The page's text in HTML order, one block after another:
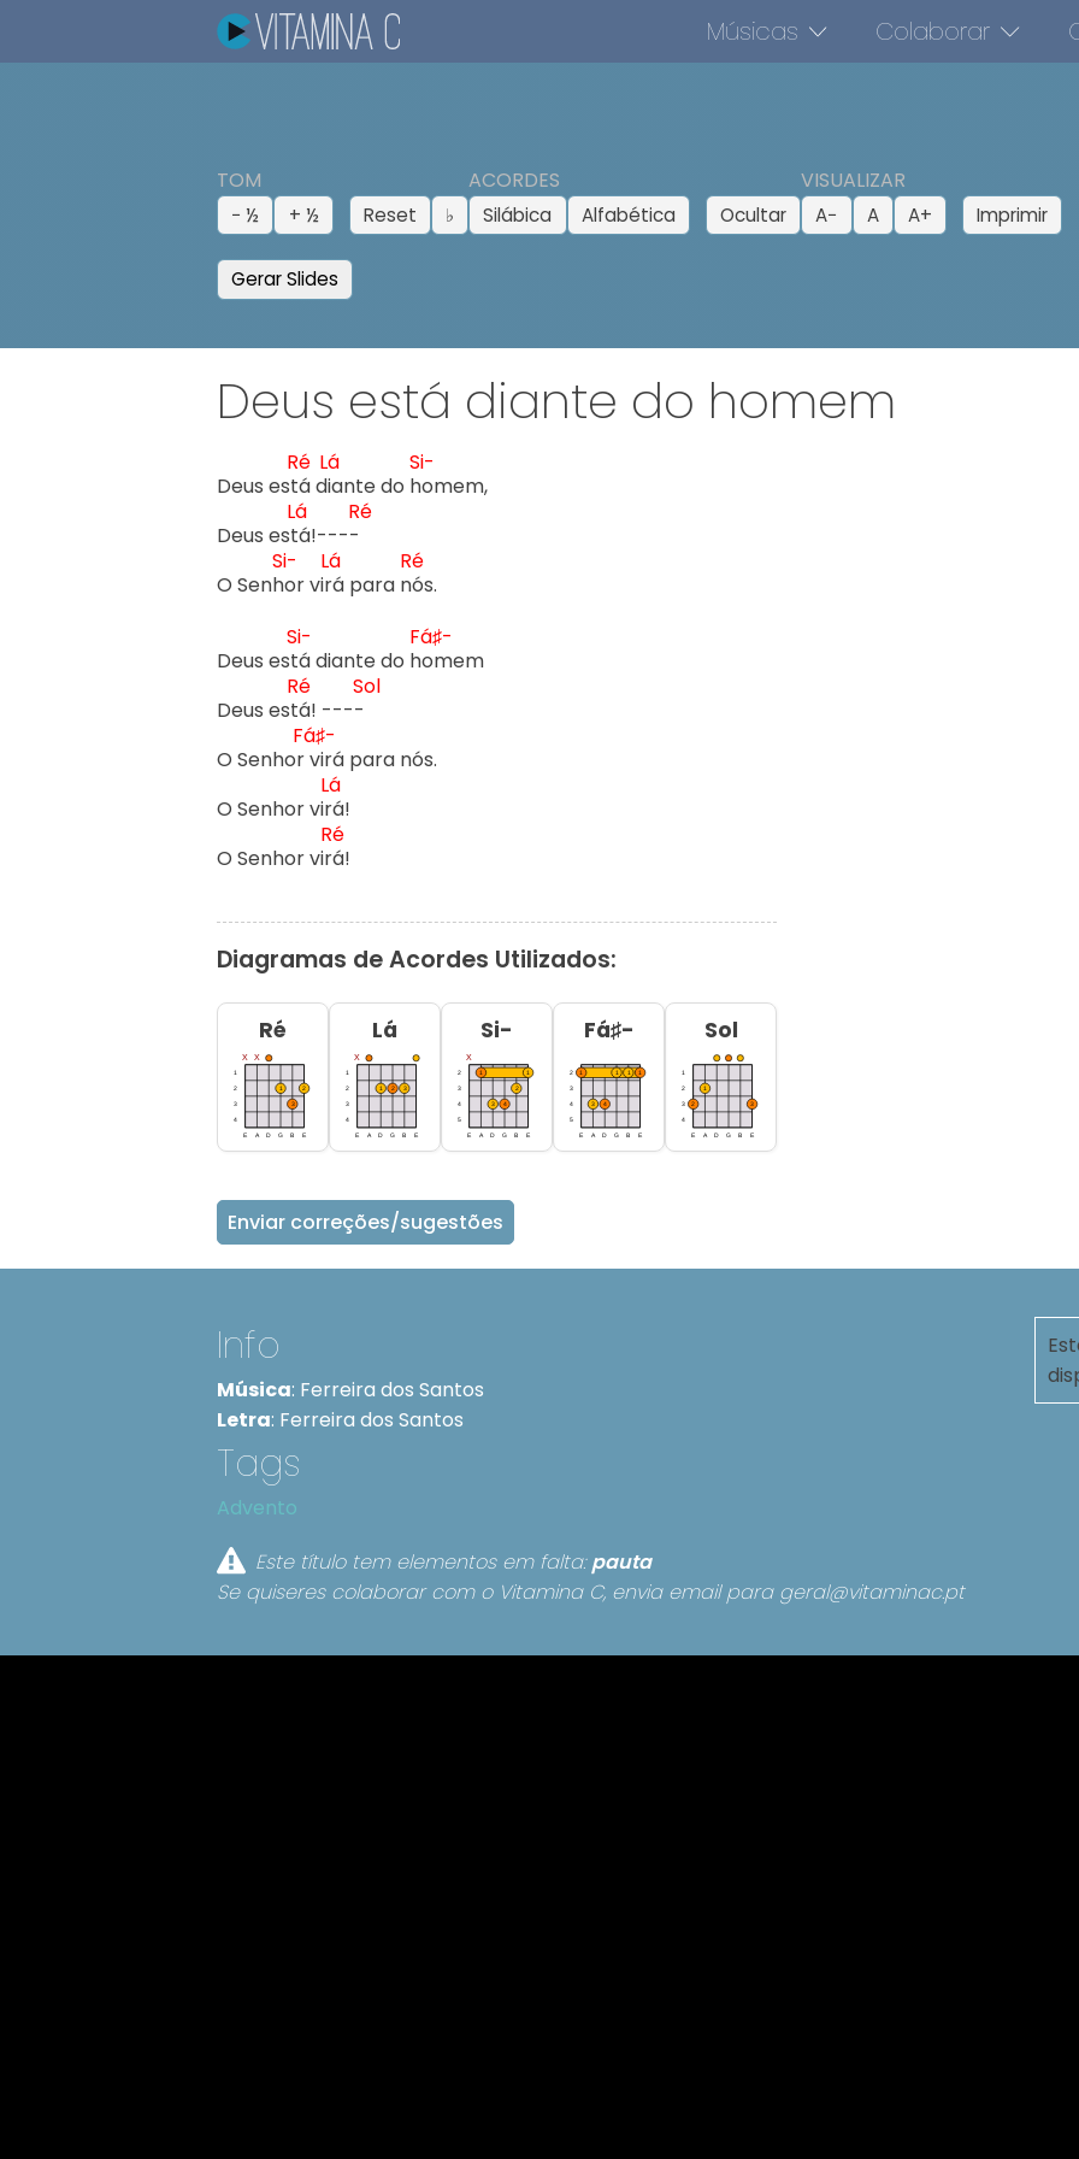
Músicas Colaborar
TOM
− ½ + ½ Reset ♭
ACORDES
Silábica Alfabética Ocultar
VISUALIZAR
A− A A+ Imprimir
Gerar Slides
Deus está diante do homem
Deus est
Ré
á di
Lá
ante do h
Si-
omem,
Deus est
Lá
á!----
Ré
O Senh
Si-
or vir
Lá
á para n
Ré
ós.
Deus est
Si-
á diante do h
Fá♯-
omem
Deus est
Ré
á! ----
Sol
O Senhor
Fá♯-
virá para nós.
O Senhor vir
Lá
á!
O Senhor vir
Ré
á!
Diagramas de Acordes Utilizados:
Ré Lá Si- Fá♯- Sol
Enviar correções/sugestões
Info
Música: Ferreira dos Santos
Letra: Ferreira dos Santos
Tags
Advento
Este título tem elementos em falta:pauta
Se quiseres colaborar com o Vitamina C, envia email para geral@vitaminac.pt